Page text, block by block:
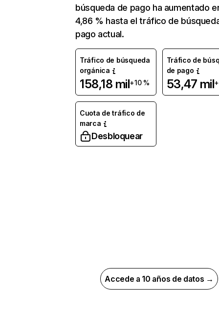
búsqueda de pago ha aumentado
4,86 % hasta el tráfico de
pago actual.
Tráfico de búsqueda
orgánica
158,18 mil+10 %
Tráfico de
de pago
53,47 mil
Cuota de tráfico de
marca
Desbloquear
Accede a 10 años de datos →